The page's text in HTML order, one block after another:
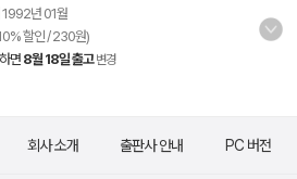
1992년 01월
할인 / 230원)
면8월 18일 출고 변경
회사 소개 출판사 안내 PC 버전